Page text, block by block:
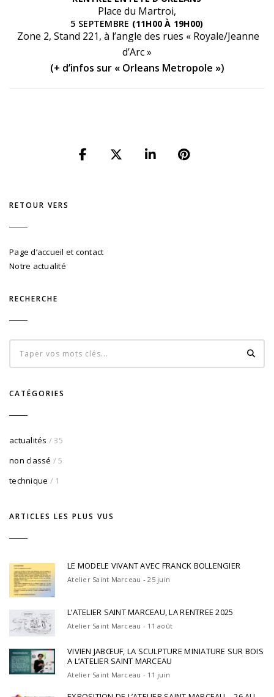
Place du Martroi,
5 SEPTEMBRE (11H00 À 19H00)
Zone 2, Stand 221, à l’angle des rues « Royale/Jeanne
d’Arc »
(+ d’infos sur « Orleans Metropole »)
RETOUR VERS
Page d’accueil et contact
Notre actualité
RECHERCHE
CATÉGORIES
actualités / 35
non classé / 5
technique / 1
ARTICLES LES PLUS VUS
LE MODELE VIVANT AVEC FRANCK BOLLENGIER
Atelier Saint Marceau - 25 juin
L’ATELIER SAINT MARCEAU, LA RENTREE 2025
Atelier Saint Marceau - 11 août
VIVIEN JABŒUF, LA SCULPTURE MINIATURE SUR BOIS
A L’ATELIER SAINT MARCEAU
Atelier Saint Marceau - 11 juin